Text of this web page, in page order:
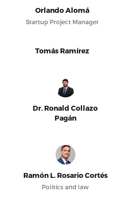
Orlando Alomá
Startup Project Manager
Tomás Ramírez
Dr. Ronald Collazo
Pagán
Ramón L. Rosario Cortés
Politics and law